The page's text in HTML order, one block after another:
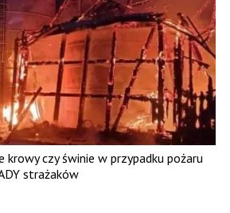
krowy czy świnie w przypadku pożaru
strażaków